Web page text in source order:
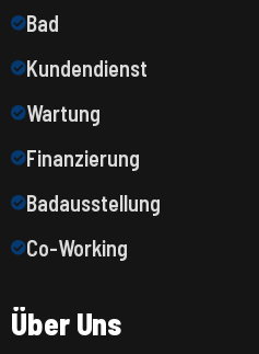
Bad
Kundendienst
Wartung
Finanzierung
Badausstellung
Co-Working
Über Uns